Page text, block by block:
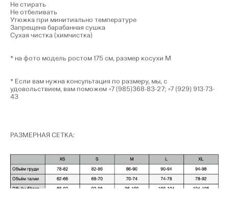
Не стирать
Не отбеливать
Утюжка при минитиально температуре
Запрещена барабанная сушка
Сухая чистка (химчистка)
* на фото модель ростом 175 см, размер косухи М
* Если вам нужна консультация по размеру, мы, с
удовольствием, вам поможем +7 (985)368-83-27; +7 (929) 913-73-
43
РАЗМЕРНАЯ СЕТКА: